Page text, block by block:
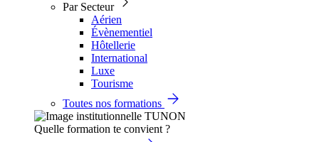
Par Secteur
Aérien
Évènementiel
Hôtellerie
International
Luxe
Tourisme
Toutes nos formations
Quelle formation te convient ?